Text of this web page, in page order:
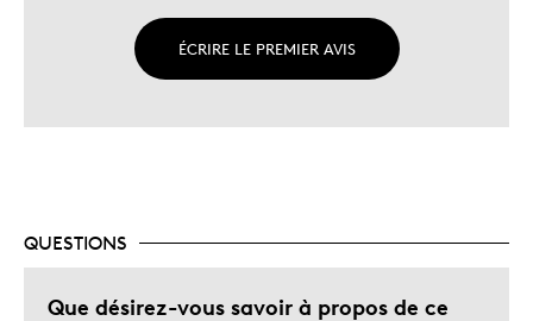
ÉCRIRE LE PREMIER AVIS
QUESTIONS
Que désirez-vous savoir à propos de ce